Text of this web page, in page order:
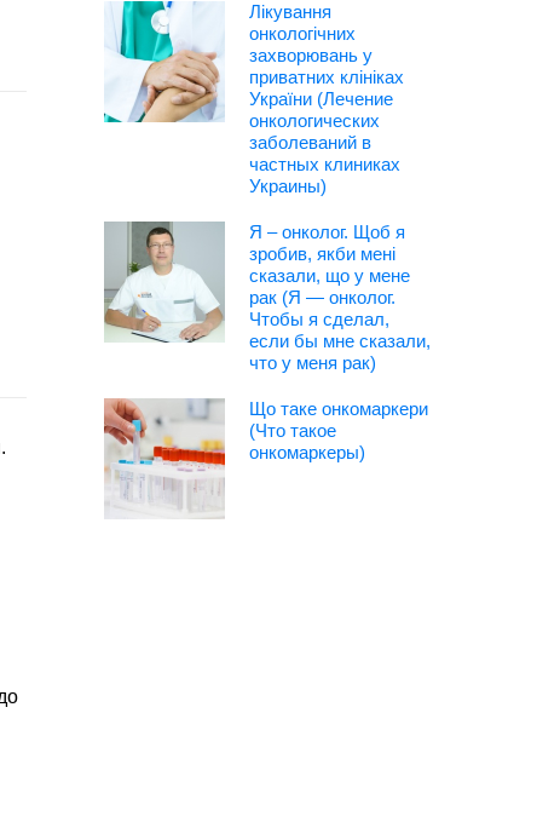
Лікування
онкологічних
захворювань у
приватних клініках
України (Лечение
онкологических
заболеваний в
частных клиниках
Украины)
Я – онколог. Щоб я
зробив, якби мені
сказали, що у мене
рак (Я — онколог.
Чтобы я сделал,
если бы мне сказали,
что у меня рак)
Що таке онкомаркери
(Что такое
онкомаркеры)